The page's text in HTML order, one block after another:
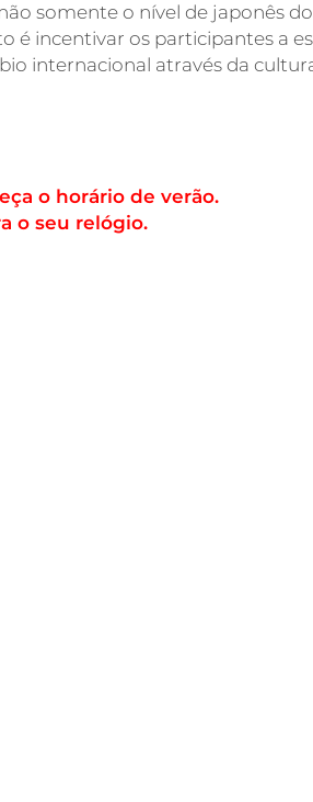
somente o nível de japonês
é incentivar os participantes a
internacional através da
o horário de verão.
o seu relógio.